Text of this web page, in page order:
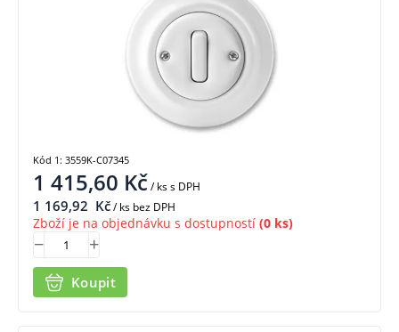
1 415,60 Kč/ kss DPH
1 169,92 Kč/ ks bez DPH
Zboží je na objednávku s dostupností (0 ks)
Koupit
Kód 1: 3559K-C07345